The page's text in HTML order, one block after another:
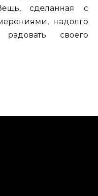
сделанная с
надолго
своего